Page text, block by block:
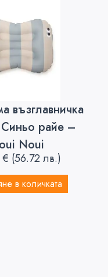
възглавничка
Синьо райе –
Noui
€ (56.72 лв.)
в количката